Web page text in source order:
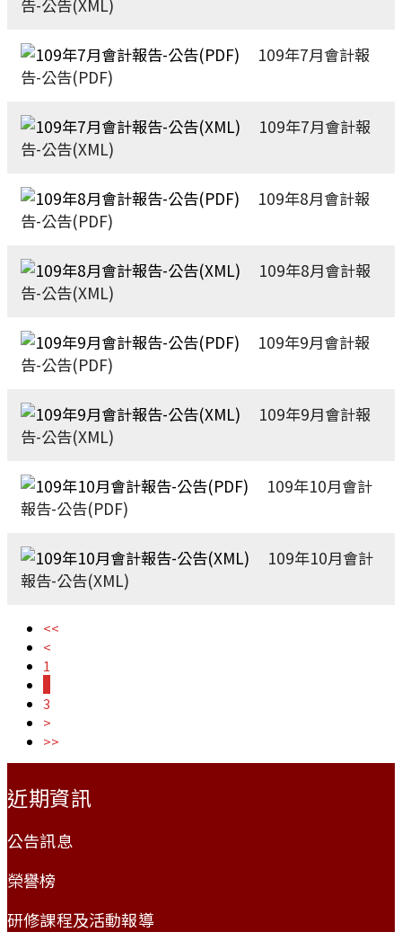
告-公告(XML)
109年7月會計報
告-公告(PDF)
109年7月會計報
告-公告(XML)
109年8月會計報
告-公告(PDF)
109年8月會計報
告-公告(XML)
109年9月會計報
告-公告(PDF)
109年9月會計報
告-公告(XML)
109年10月會計
報告-公告(PDF)
109年10月會計
報告-公告(XML)
<<
<
1
3
>
>>
近期資訊
公告訊息
榮譽榜
研修課程及活動報導